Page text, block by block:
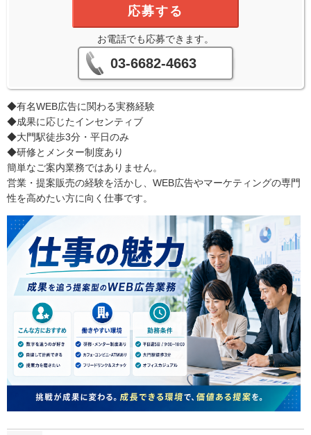
応募する
お電話でも応募できます。
03-6682-4663
◆有名WEB広告に関わる実務経験
◆成果に応じたインセンティブ
◆大門駅徒歩3分・平日のみ
◆研修とメンター制度あり
簡単なご案内業務ではありません。
営業・提案販売の経験を活かし、WEB広告やマーケティングの専門
性を高めたい方に向く仕事です。